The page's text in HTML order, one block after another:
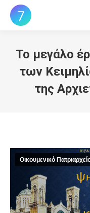
Το μεγάλο
των
της
Οικουμενικό